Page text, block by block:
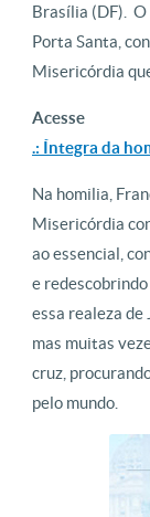
Brasília (DF). O
Porta Santa,
Misericórdia
Acesse
.: Íntegra da
Na homilia,
Misericórdia
ao essencial,
e
essa realeza de
mas muitas
cruz,
pelo mundo.